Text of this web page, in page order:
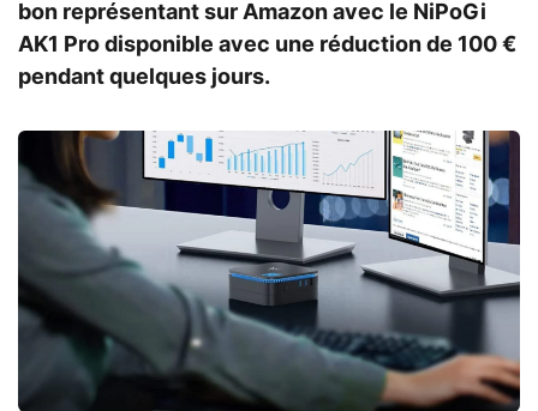
bon représentant sur Amazon avec le NiPoGi
AK1 Pro disponible avec une réduction de 100 €
pendant quelques jours.